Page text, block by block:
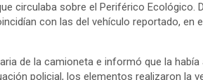
circulaba sobre el Periférico Ecológico.
con las del vehículo reportado, en
de la camioneta e informó que la había
policial, los elementos realizaron la